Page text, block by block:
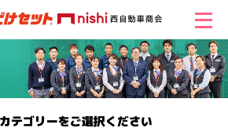
テゴリーをご選択ください